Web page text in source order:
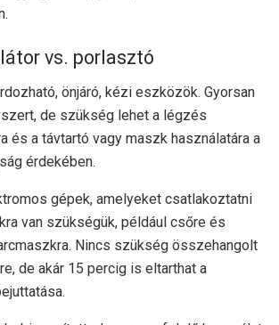
vs. porlasztó
önjáró, kézi eszközök. Gyorsan
de szükség lehet a légzés
és a távtartó vagy maszk használatára a
érdekében.
gépek, amelyeket csatlakoztatni
van szükségük, például csőre és
Nincs szükség összehangolt
de akár 15 percig is eltarthat a